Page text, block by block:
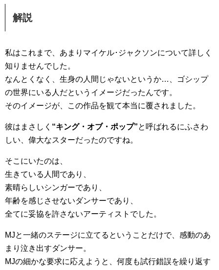
解説
私はこれまで、あまりマイケル･ジャクソンについて詳しく
知りませんでした。
なんとくなく、生身の人間じゃないというか…、ゴシップ
の世界にいる人だというイメージだったんです。
そのイメージが、この作品を観て本当に覆されました。
彼はまさしく “キング・オブ・ポップ”と呼ばれるにふさわ
しい、偉大なスターだったのですね。
そこにいたのは、
生きている人間であり、
素晴らしいシンガーであり、
年齢を感じさせないダンサーであり、
全てに妥協を許さないアーティストでした。
MJと一緒のステージに立てるということだけで、感動のあ
まり泣き出すダンサー。
MJの細かな要求に応えようと、何度も試行錯誤を繰り返す